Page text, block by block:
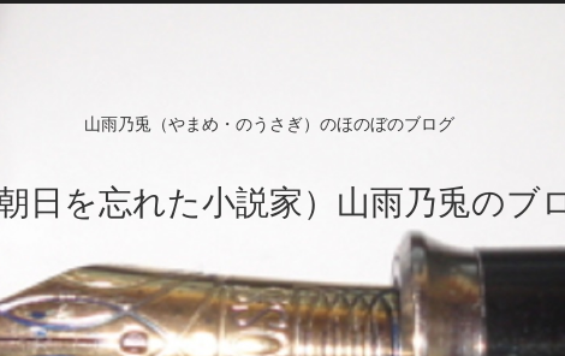
山雨乃兎（やまめ・のうさぎ）のほのぼのブログ
日を忘れた小説家）山雨乃兎のブ